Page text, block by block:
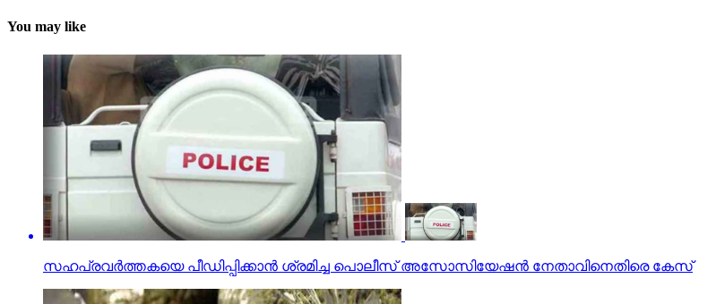
You may like
സഹപ്രവര്‍ത്തകയെ പീഡിപ്പിക്കാന്‍ ശ്രമിച്ച പൊലീസ് അസോസിയേഷന്‍ നേതാവിനെതിരെ കേസ്